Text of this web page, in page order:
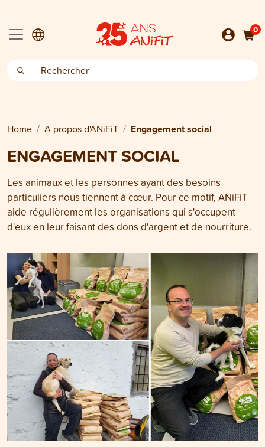
0
Home A propos d'ANiFiT Engagement social
ENGAGEMENT SOCIAL
Les animaux et les personnes ayant des besoins
particuliers nous tiennent à cœur. Pour ce motif, ANiFiT
aide régulièrement les organisations qui s'occupent
d'eux en leur faisant des dons d'argent et de nourriture.